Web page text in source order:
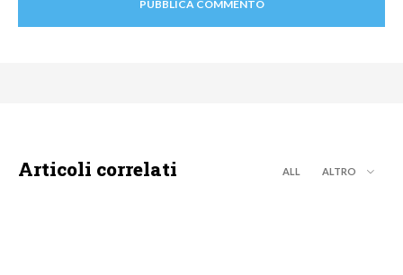
Articoli correlati ALL ALTRO